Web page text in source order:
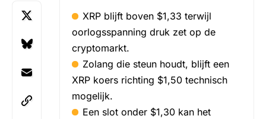
XRP blijft boven $1,33 terwijl
oorlogsspanning druk zet op de
cryptomarkt.
Zolang die steun houdt, blijft een
XRP koers richting $1,50 technisch
mogelijk.
Een slot onder $1,30 kan het